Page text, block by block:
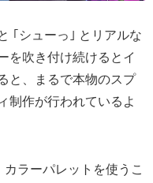
｢シューっ｣ とリアルな
を吹き付け続けるとイ
と、まるで本物のスプ
制作が行われているよ
ラーパレットを使うこ